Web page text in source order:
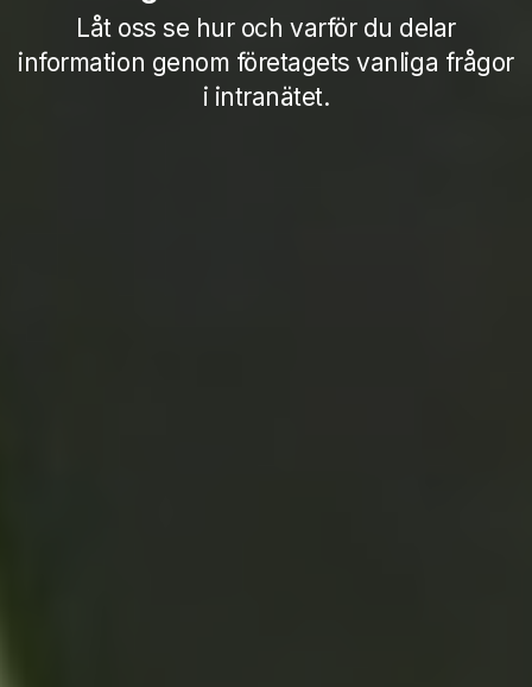
Låt oss se hur och varför du delar
information genom företagets vanliga frågor
i intranätet.